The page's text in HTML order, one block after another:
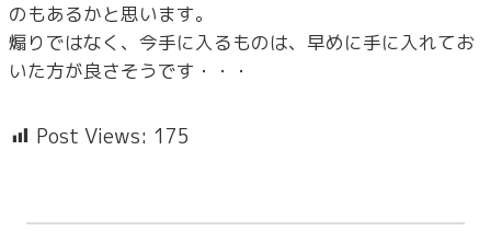
のもあるかと思います。
煽りではなく、今手に入るものは、早めに手に入れてお
いた方が良さそうです・・・
Post Views: 175